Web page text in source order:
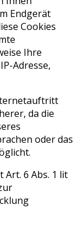
Endgerät
Cookies
Ihre
Adresse,
da die
oder das
6 Abs. 1 lit